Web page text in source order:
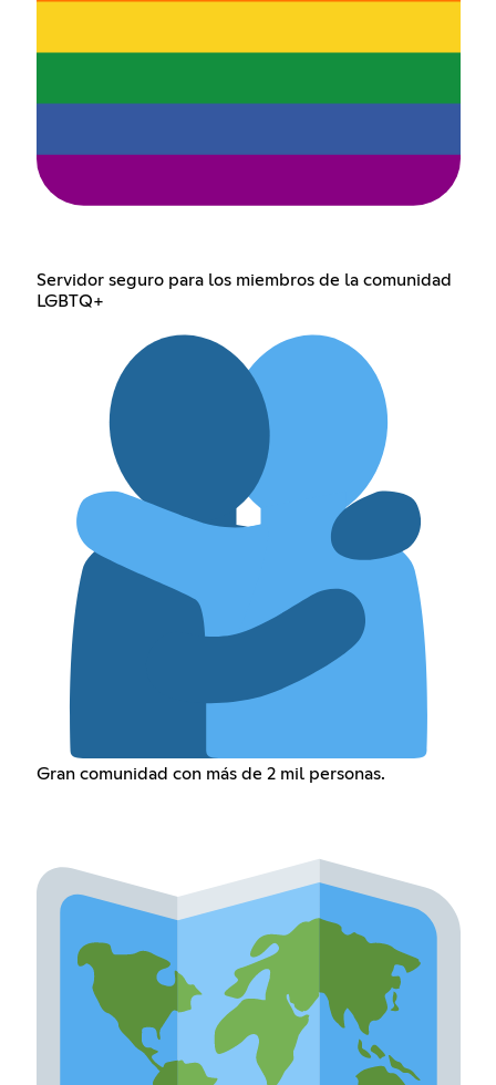
Servidor seguro para los miembros de la comunidad
LGBTQ+
Gran comunidad con más de 2 mil personas.